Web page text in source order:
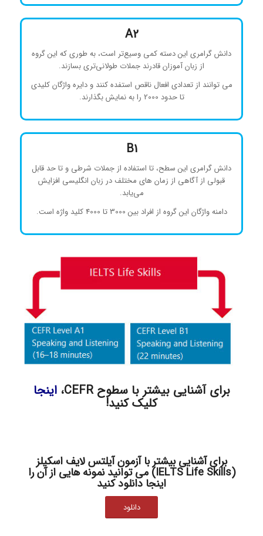
A2
دانش گرامری این دسته کمی وسیع‌تر است، به طوری که این گروه
از زبان آموزان قادرند جملات طولانی‌تری بسازند.
می توانند از تعدادی افعال ناقص استفده کنند و دایره واژگان کلیدی
تا حدود 2000 را به نمایش بگذارند.
B1
دانش گرامری این سطح، تا استفاده از جملات شرطی و تا حد قابل
قبولی از آگاهی از زمان های مختلف در زبان انگلیسی افزایش
می‌یابد.
دامنه واژگان این گروه از افراد بین 3000 تا 4000 کلید واژه است.
برای آشنایی بیشتر با سطوح CEFR، اینجا
کلیک کنید!
برای آشنایی بیشتر با آزمون آیلتس لایف اسکیلز
(IELTS Life Skills) می توانید نمونه هایی از آن را
اینجا دانلود کنید
دانلود